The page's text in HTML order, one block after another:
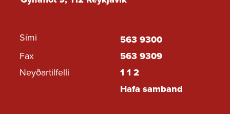
Sími 563 9300
Fax 563 9309
Neyðartilfelli
1 1 2
Hafa samband